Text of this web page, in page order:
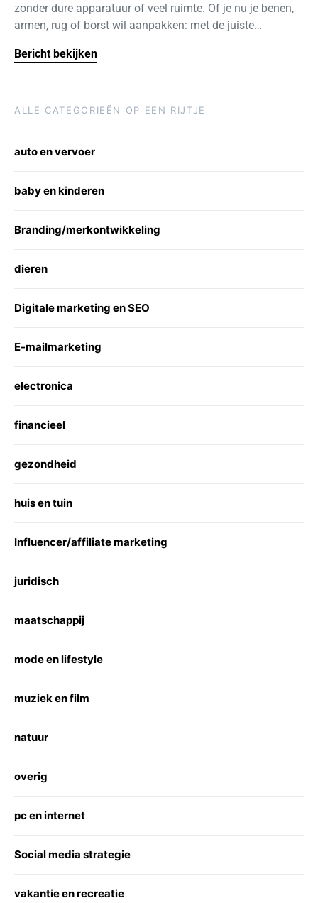
zonder dure apparatuur of veel ruimte. Of je nu je benen,
armen, rug of borst wil aanpakken: met de juiste…
Bericht bekijken
ALLE CATEGORIEËN OP EEN RIJTJE
auto en vervoer
baby en kinderen
Branding/merkontwikkeling
dieren
Digitale marketing en SEO
E-mailmarketing
electronica
financieel
gezondheid
huis en tuin
Influencer/affiliate marketing
juridisch
maatschappij
mode en lifestyle
muziek en film
natuur
overig
pc en internet
Social media strategie
vakantie en recreatie